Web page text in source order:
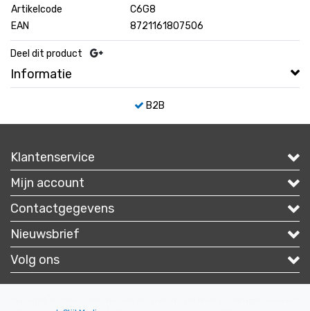
Artikelcode
C6G8
EAN
8721161807506
Deel dit product
Informatie
B2B
Klantenservice
Mijn account
Contactgegevens
Nieuwsbrief
Volg ons